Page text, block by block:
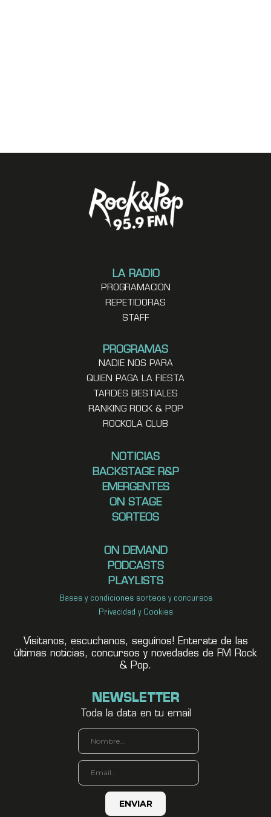
LA RADIO
PROGRAMACION
REPETIDORAS
STAFF
PROGRAMAS
NADIE NOS PARA
QUIEN PAGA LA FIESTA
TARDES BESTIALES
RANKING ROCK & POP
ROCKOLA CLUB
NOTICIAS
BACKSTAGE R&P
EMERGENTES
ON STAGE
SORTEOS
ON DEMAND
PODCASTS
PLAYLISTS
Bases y condiciones sorteos y concursos
Privacidad y Cookies
Visitanos, escuchanos, seguínos! Enterate de las
últimas noticias, concursos y novedades de FM Rock
& Pop.
NEWSLETTER
Toda la data en tu email